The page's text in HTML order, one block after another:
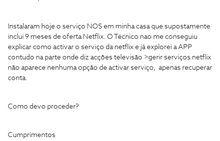
Instalaram hoje o serviço NOS em minha casa que supostamente
inclui 9 meses de oferta Netflix. O Técnico nao me conseguiu
explicar como activar o serviço da netflix e já explorei a APP
contudo na parte onde diz acções televisão >gerir serviços netflix
não aparece nenhuma opção de activar serviço, apenas recuperar
conta.
Como devo proceder?
Cumprimentos